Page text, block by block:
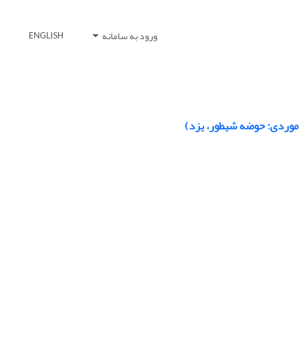
ورود به سامانه ENGLISH